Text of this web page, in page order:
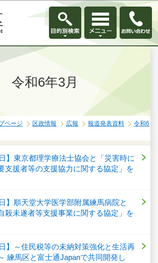
このページの本文へ移動
令和6年3月
ページ 区政情報 広報 報道発表資料
令和6
】東京都理学療法士協会と「災害時に
支援者等の支援協力に関する協定」を
】順天堂大学医学部附属練馬病院と
殺未遂者等支援事業に関する協定」を
】～住民税等の未納対策強化と生活再
練馬区と富士通Japanで共同開発し